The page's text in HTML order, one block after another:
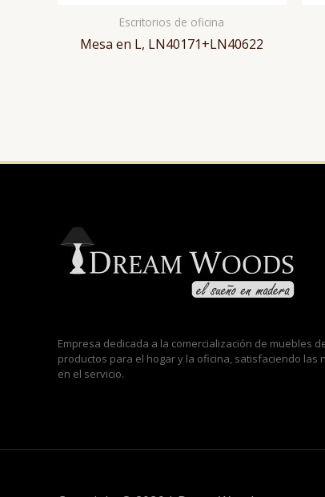
Escritorios de oficina
Mesa en L, LN40171+LN40622
Empresa dedicada a la comercialización de muebles
productos para el hogar y la oficina, satisfaciendo
en el servicio.